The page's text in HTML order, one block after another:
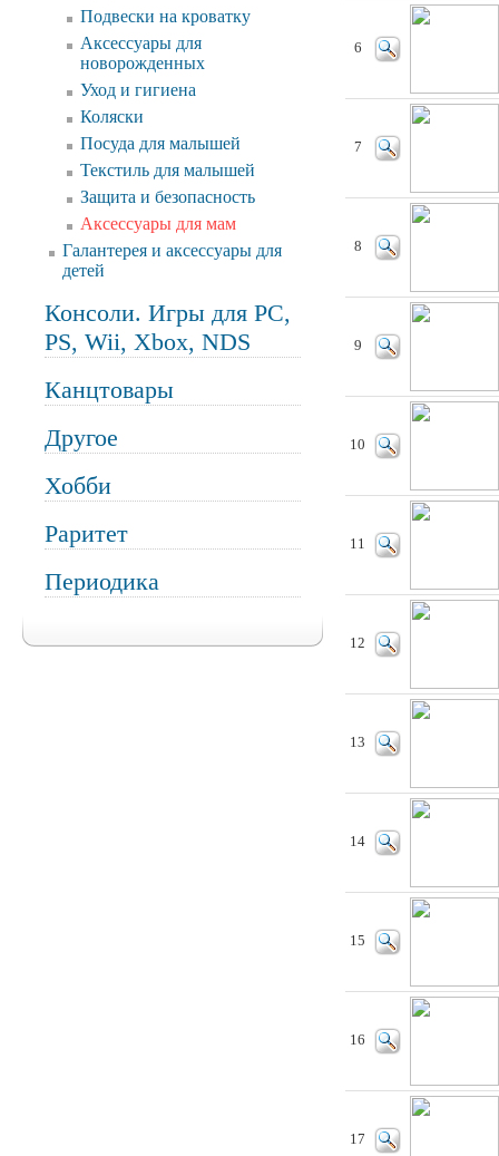
Подвески на кроватку
Аксессуары для
новорожденных
Уход и гигиена
Коляски
Посуда для малышей
Текстиль для малышей
Защита и безопасность
Аксессуары для мам
Галантерея и аксессуары для
детей
Консоли. Игры для PC,
PS, Wii, Xbox, NDS
Канцтовары
Другое
Хобби
Раритет
Периодика
6
7
8
9
10
11
12
13
14
15
16
17